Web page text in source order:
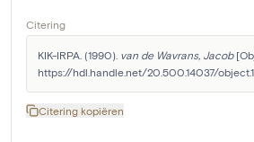
Citering
KIK-IRPA. (1990). van de Wavrans, Jacob
https://hdl.handle.net/20.500.14037/
Citering kopiëren